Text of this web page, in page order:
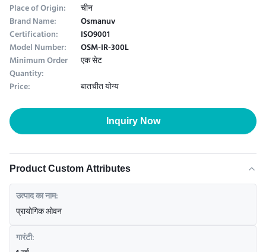
Place of Origin:
चीन
Brand Name: Osmanuv
Certification: ISO9001
Model Number: OSM-IR-300L
Minimum Order
Quantity:
एक सेट
Price:
बातचीत योग्य
Inquiry Now
Product Custom Attributes
उत्पाद का नाम:
प्रायोगिक ओवन
गारंटी: